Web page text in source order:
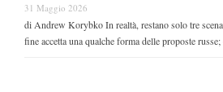
31 Maggio 2026
di Andrew Korybko In realtà, restano solo tre
fine accetta una qualche forma delle proposte